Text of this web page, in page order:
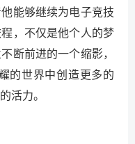
能够继续为电子竞技
，不仅是他个人的梦
断前进的一个缩影，
的世界中创造更多的
活力。